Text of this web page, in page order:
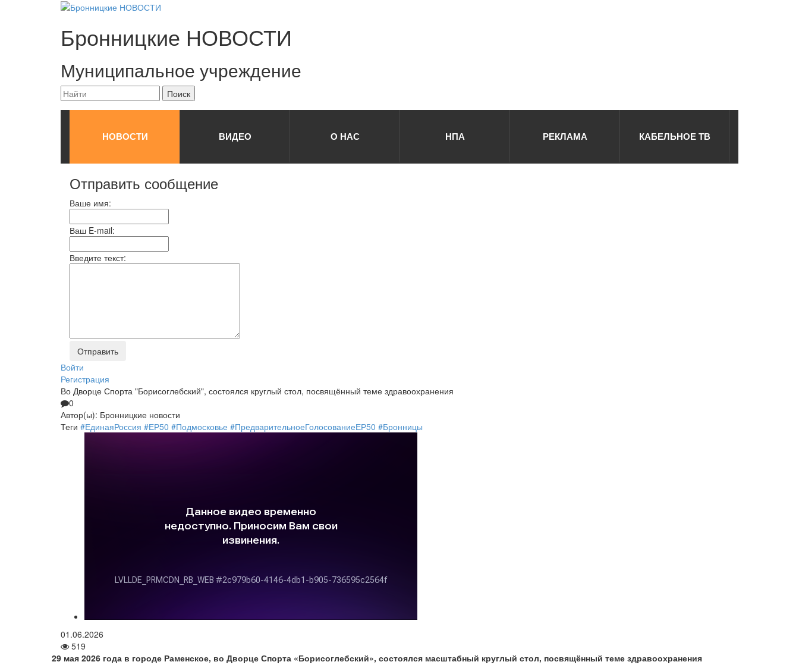
Бронницкие НОВОСТИ
Муниципальное учреждение
НОВОСТИ ВИДЕО О НАС НПА РЕКЛАМА КАБЕЛЬНОЕ ТВ
Отправить сообщение
Ваше имя:
Ваш E-mail:
Введите текст:
Войти
Регистрация
Во Дворце Спорта "Борисоглебский", состоялся круглый стол, посвящённый теме здравоохранения
0
Автор(ы): Бронницкие новости
Теги #ЕдинаяРоссия #ЕР50 #Подмосковье #ПредварительноеГолосованиеЕР50 #Бронницы
01.06.2026
519
29 мая 2026 года в городе Раменское, во Дворце Спорта «Борисоглебский», состоялся масштабный круглый стол, посвящённый теме здравоохранения